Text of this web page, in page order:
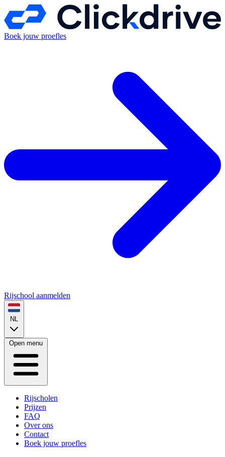
Boek jouw proefles
Rijschool aanmelden
NL
Open menu
Rijscholen
Prijzen
FAQ
Over ons
Contact
Boek jouw proefles